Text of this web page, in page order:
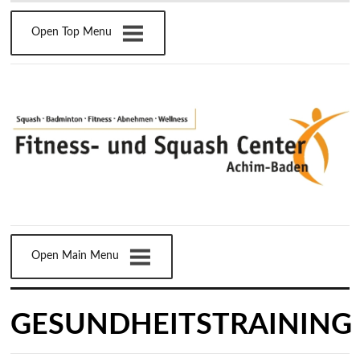
Open Top Menu
Open Main Menu
GESUNDHEITSTRAINING